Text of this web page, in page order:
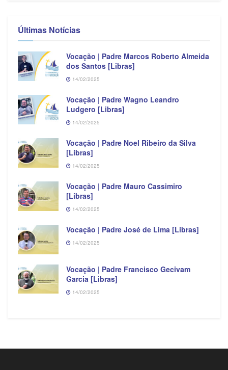
Últimas Notícias
Vocação | Padre Marcos Roberto Almeida
dos Santos [Libras]
14/02/2025
Vocação | Padre Wagno Leandro
Ludgero [Libras]
14/02/2025
Vocação | Padre Noel Ribeiro da Silva
[Libras]
14/02/2025
Vocação | Padre Mauro Cassimiro
[Libras]
14/02/2025
Vocação | Padre José de Lima [Libras]
14/02/2025
Vocação | Padre Francisco Gecivam
Garcia [Libras]
14/02/2025